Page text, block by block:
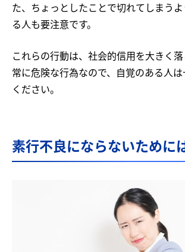
た、ちょっとしたことで切れてしまう
る人も要注意です。
これらの行動は、社会的信用を大きく
常に危険な行為なので、自覚のある人
ください。
素行不良にならないために